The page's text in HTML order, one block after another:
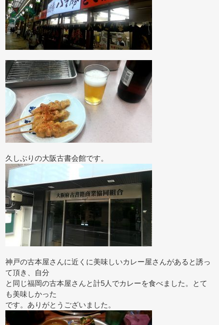
久しぶりの大阪古書会館です。
神戸の古本屋さんに近くに美味しいカレー屋さんがあると誘っ
て頂き、自分
と同じ福岡の古本屋さんと計5人でカレーを食べました。とて
も美味しかった
です。ありがとうございました。